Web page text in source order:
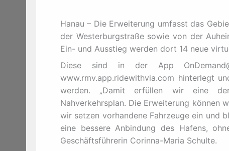
Hanau – Die Erweiterung umfasst das
der Westerburgstraße sowie von der
Ein- und Ausstieg werden dort 14 neue
Diese sind in der App
www.rmv.app.ridewithvia.com hinterlegt
werden. „Damit erfüllen wir eine
Nahverkehrsplan. Die Erweiterung können
wir setzen vorhandene Fahrzeuge ein und
eine bessere Anbindung des Hafens,
Geschäftsführerin Corinna-Maria Schulte.